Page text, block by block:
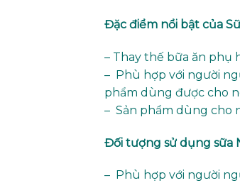
Đặc điểm nổi bật của
– Thay thế bữa ăn phụ
– Phù hợp với người
phẩm dùng được cho
– Sản phẩm dùng cho
Đối tượng sử dụng sữa
– Phù hợp với người